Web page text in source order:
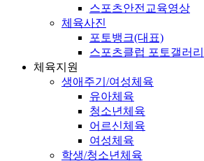
스포츠안전교육영상
체육사진
포토뱅크(대표)
스포츠클럽 포토갤러리
체육지원
생애주기/여성체육
유아체육
청소년체육
어르신체육
여성체육
학생/청소년체육